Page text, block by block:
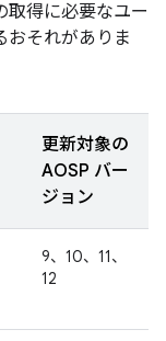
取得に必要なユー
おそれがありま
更新対象の
AOSP バー
ジョン
9、10、11、
12